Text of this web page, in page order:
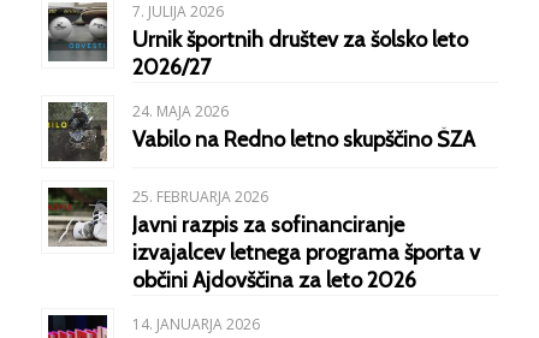
7. JULIJA 2026
Urnik športnih društev za šolsko leto
2026/27
24. MAJA 2026
Vabilo na Redno letno skupščino ŠZA
25. FEBRUARJA 2026
Javni razpis za sofinanciranje
izvajalcev letnega programa športa v
občini Ajdovščina za leto 2026
14. JANUARJA 2026